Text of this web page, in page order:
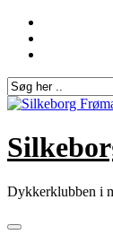
Skip
content
Dykkerklubben i